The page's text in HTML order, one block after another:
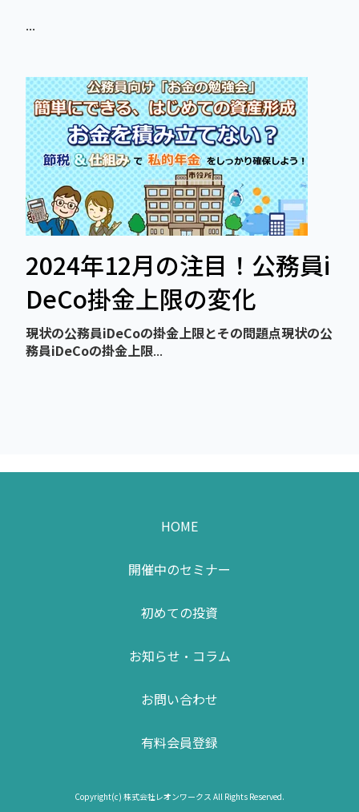
...
2024年12月の注目！公務員i
DeCo掛金上限の変化
現状の公務員iDeCoの掛金上限とその問題点現状の公
務員iDeCoの掛金上限...
HOME
開催中のセミナー
初めての投資
お知らせ・コラム
お問い合わせ
有料会員登録
Copyright(c) 株式会社レオンワークス All Rights Reserved.